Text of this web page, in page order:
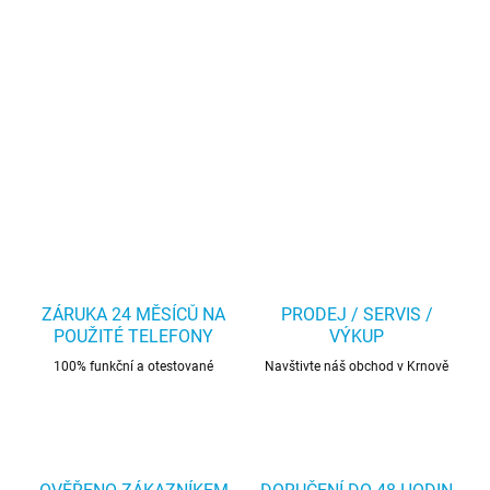
ZÁRUKA 24 MĚSÍCŮ NA
POUŽITÉ TELEFONY
100% funkční a otestované
PRODEJ / SERVIS /
VÝKUP
Navštivte náš obchod v Krnově